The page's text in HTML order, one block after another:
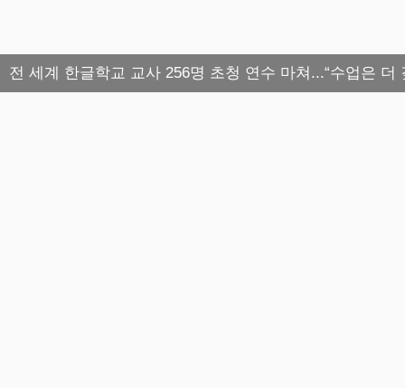
전 세계 한글학교 교사 256명 초청 연수 마쳐...“수업은 더